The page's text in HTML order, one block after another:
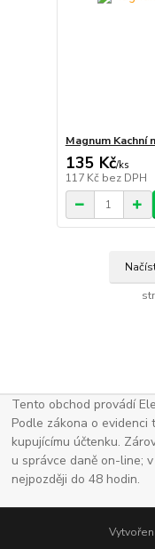
Magnum Kachní
135 Kč/ks
117 Kč bez DPH
Tento obchod provádí
Podle zákona o
kupujícímu účtenku.
u správce daně on-line;
nejpozději do 48 hodin.